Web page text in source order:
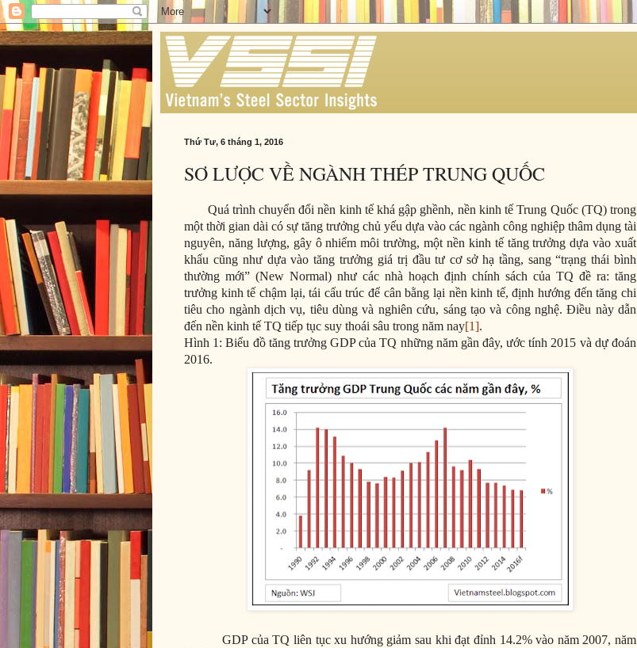
Thứ Tư, 6 tháng 1, 2016
SƠ LƯỢC VỀ NGÀNH THÉP TRUNG QUỐC
Quá trình chuyển đổi nền kinh tế khá gập ghềnh, nền kinh tế Trung Quốc (TQ) trong
một thời gian dài có sự tăng trưởng chủ yếu dựa vào các ngành công nghiệp thâm dụng tài
nguyên, năng lượng, gây ô nhiểm môi trường, một nền kinh tế tăng trưởng dựa vào xuất
khẩu cũng như dựa vào tăng trưởng giá trị đầu tư cơ sở hạ tầng, sang “trạng thái bình
thường mới” (New Normal) như các nhà hoạch định chính sách của TQ đề ra: tăng
trưởng kinh tế chậm lại, tái cấu trúc để cân bằng lại nền kinh tế, định hướng đến tăng chi
tiêu cho ngành dịch vụ, tiêu dùng và nghiên cứu, sáng tạo và công nghệ. Điều này dẫn
đến nền kinh tế TQ tiếp tục suy thoái sâu trong năm nay[1].
Hình 1: Biểu đồ tăng trưởng GDP của TQ những năm gần đây, ước tính 2015 và dự đoán
2016.
GDP của TQ liên tục xu hướng giảm sau khi đạt đỉnh 14.2% vào năm 2007, năm